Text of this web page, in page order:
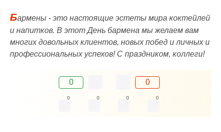
Бармены - это настоящие эстеты мира коктейлей
и напитков. В этот День бармена мы желаем вам
многих довольных клиентов, новых побед и личных и
профессиональных успехов! С праздником, коллеги!
0 0
0 0 0 0